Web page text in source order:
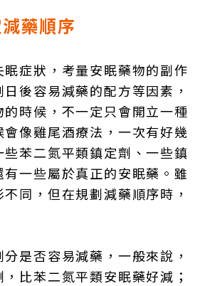
藥順序
症狀，考量安眠藥物的副作
後容易減藥的配方等因素，
時候，不一定只會開立一種
像雞尾酒療法，一次有好幾
苯二氮平類鎮定劑、一些鎮
一些屬於真正的安眠藥。雖
同，但在規劃減藥順序時，
是否容易減藥，一般來說，
比苯二氮平類安眠藥好減；